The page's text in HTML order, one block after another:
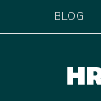
BLOG